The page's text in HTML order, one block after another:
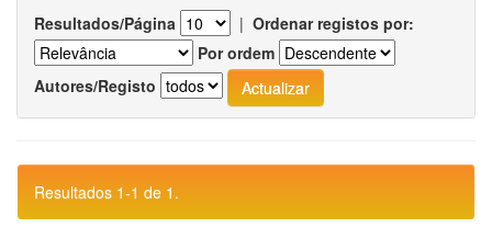
Resultados/Página | Ordenar registos por:
Por ordem
Autores/Registo
Resultados 1-1 de 1.